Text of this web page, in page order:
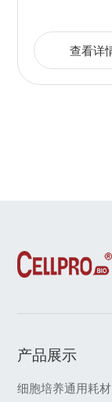
查看详
产品展示
细胞培养通用耗材